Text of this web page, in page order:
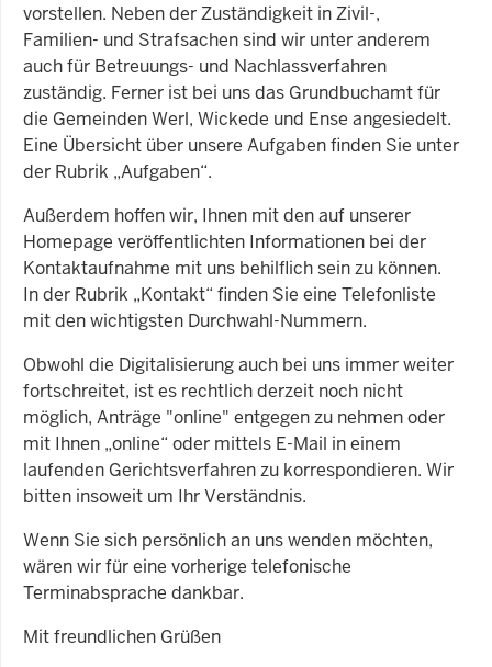
vorstellen. Neben der Zuständigkeit in Zivil-,
Familien- und Strafsachen sind wir unter anderem
auch für Betreuungs- und Nachlassverfahren
zuständig. Ferner ist bei uns das Grundbuchamt für
die Gemeinden Werl, Wickede und Ense angesiedelt.
Eine Übersicht über unsere Aufgaben finden Sie unter
der Rubrik „Aufgaben“.
Außerdem hoffen wir, Ihnen mit den auf unserer
Homepage veröffentlichten Informationen bei der
Kontaktaufnahme mit uns behilflich sein zu können.
In der Rubrik „Kontakt“ finden Sie eine Telefonliste
mit den wichtigsten Durchwahl-Nummern.
Obwohl die Digitalisierung auch bei uns immer weiter
fortschreitet, ist es rechtlich derzeit noch nicht
möglich, Anträge "online" entgegen zu nehmen oder
mit Ihnen „online“ oder mittels E-Mail in einem
laufenden Gerichtsverfahren zu korrespondieren. Wir
bitten insoweit um Ihr Verständnis.
Wenn Sie sich persönlich an uns wenden möchten,
wären wir für eine vorherige telefonische
Terminabsprache dankbar.
Mit freundlichen Grüßen